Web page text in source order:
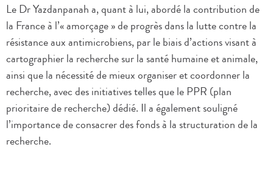
Le Dr Yazdanpanah a, quant à lui, abordé la contribution de
la France à l’« amorçage » de progrès dans la lutte contre la
résistance aux antimicrobiens, par le biais d’actions visant à
cartographier la recherche sur la santé humaine et animale,
ainsi que la nécessité de mieux organiser et coordonner la
recherche, avec des initiatives telles que le PPR (plan
prioritaire de recherche) dédié. Il a également souligné
l’importance de consacrer des fonds à la structuration de la
recherche.